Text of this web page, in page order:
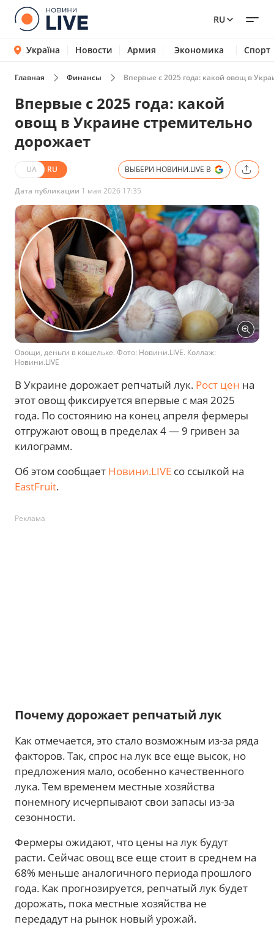
RU
Україна Новости Армия Экономика Спорт
Главная Финансы Впервые с 2025 года: какой овощ в
Впервые с 2025 года: какой
овощ в Украине стремительно
дорожает
UA RU ВЫБЕРИ НОВИНИ.LIVE В
Дата публикации 1 мая 2026 17:35
Овощи, деньги в кошельке. Фото: Новини.LIVE. Коллаж:
Новини.LIVE
В Украине дорожает репчатый лук. Рост цен на
этот овощ фиксируется впервые с мая 2025
года. По состоянию на конец апреля фермеры
отгружают овощ в пределах 4 — 9 гривен за
килограмм.
Об этом сообщает Новини.LIVE со ссылкой на
EastFruit.
Реклама
Почему дорожает репчатый лук
Как отмечается, это стало возможным из-за ряда
факторов. Так, спрос на лук все еще высок, но
предложения мало, особенно качественного
лука. Тем временем местные хозяйства
понемногу исчерпывают свои запасы из-за
сезонности.
Фермеры ожидают, что цены на лук будут
расти. Сейчас овощ все еще стоит в среднем на
68% меньше аналогичного периода прошлого
года. Как прогнозируется, репчатый лук будет
дорожать, пока местные хозяйства не
передадут на рынок новый урожай.